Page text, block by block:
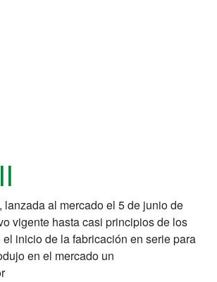
lanzada al mercado el 5 de junio de
vigente hasta casi principios de los
inicio de la fabricación en serie para
en el mercado un